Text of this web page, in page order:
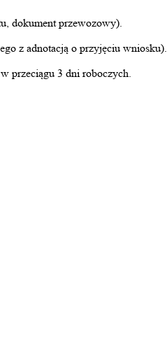
dokument przewozowy).
z adnotacją o przyjęciu wniosku).
przeciągu 3 dni roboczych.